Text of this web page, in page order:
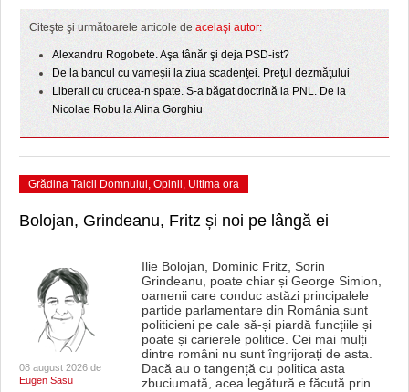
LICEE, ŞCOLI ŞI GRĂDINIŢE DIN TIMIŞ
SFATUL MEDICULUI
Citeşte şi următoarele articole de acelaşi autor:
Alexandru Rogobete. Aşa tânăr şi deja PSD-ist?
De la bancul cu vameşii la ziua scadenţei. Preţul dezmăţului
Liberali cu crucea-n spate. S-a băgat doctrină la PNL. De la
Nicolae Robu la Alina Gorghiu
Grădina Taicii Domnului, Opinii, Ultima ora
Bolojan, Grindeanu, Fritz și noi pe lângă ei
08 august 2026 de
Eugen Sasu
Ilie Bolojan, Dominic Fritz, Sorin
Grindeanu, poate chiar și George Simion,
oamenii care conduc astăzi principalele
partide parlamentare din România sunt
politicieni pe cale să-și piardă funcțiile și
poate și carierele politice. Cei mai mulți
dintre români nu sunt îngrijorați de asta.
Dacă au o tangență cu politica asta
zbuciumată, acea legătură e făcută prin…